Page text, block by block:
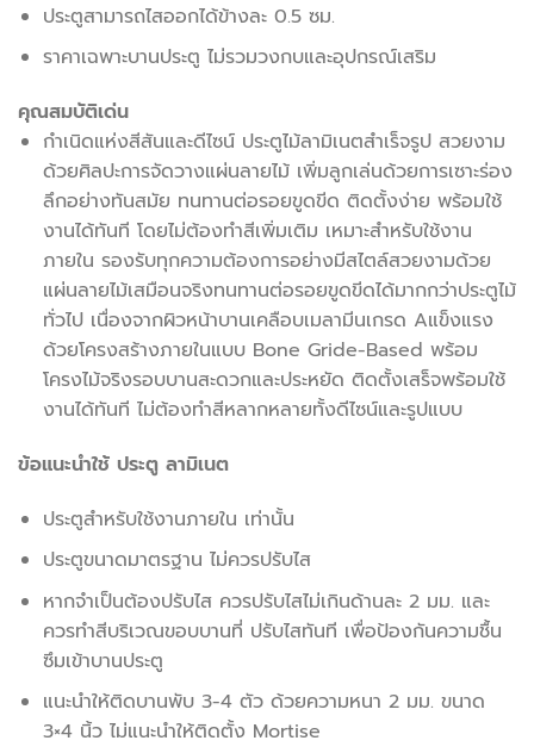
ประตูสามารถไสออกได้ข้างละ 0.5 ซม.
ราคาเฉพาะบานประตู ไม่รวมวงกบและอุปกรณ์เสริม
คุณสมบัติเด่น
กำเนิดแห่งสีสันและดีไซน์ ประตูไม้ลามิเนตสำเร็จรูป สวยงาม
ด้วยศิลปะการจัดวางแผ่นลายไม้ เพิ่มลูกเล่นด้วยการเซาะร่อง
ลึกอย่างทันสมัย ทนทานต่อรอยขูดขีด ติดตั้งง่าย พร้อมใช้
งานได้ทันที โดยไม่ต้องทำสีเพิ่มเติม เหมาะสำหรับใช้งาน
ภายใน รองรับทุกความต้องการอย่างมีสไตล์สวยงามด้วย
แผ่นลายไม้เสมือนจริงทนทานต่อรอยขูดขีดได้มากกว่าประตูไม้
ทั่วไป เนื่องจากผิวหน้าบานเคลือบเมลามีนเกรด Aแข็งแรง
ด้วยโครงสร้างภายในแบบ Bone Gride-Based พร้อม
โครงไม้จริงรอบบานสะดวกและประหยัด ติดตั้งเสร็จพร้อมใช้
งานได้ทันที ไม่ต้องทำสีหลากหลายทั้งดีไซน์และรูปแบบ
ข้อแนะนำใช้ ประตู ลามิเนต
ประตูสําหรับใช้งานภายใน เท่านั้น
ประตูขนาดมาตรฐาน ไม่ควรปรับไส
หากจําเป็นต้องปรับไส ควรปรับไสไม่เกินด้านละ 2 มม. และ
ควรทําสีบริเวณขอบบานที่ ปรับไสทันที เพื่อป้องกันความชื้น
ซึมเข้าบานประตู
แนะนําให้ติดบานพับ 3-4 ตัว ด้วยความหนา 2 มม. ขนาด
3×4 นิ้ว ไม่แนะนําให้ติดตั้ง Mortise